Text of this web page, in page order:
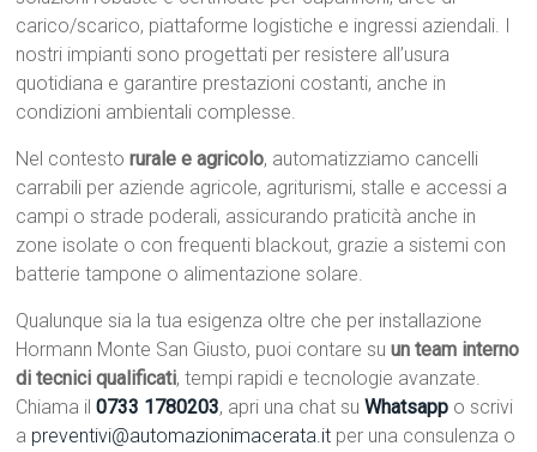
carico/scarico, piattaforme logistiche e ingressi aziendali. I
nostri impianti sono progettati per resistere all’usura
quotidiana e garantire prestazioni costanti, anche in
condizioni ambientali complesse.
Nel contestorurale e agricolo, automatizziamo cancelli
carrabili per aziende agricole, agriturismi, stalle e accessi a
campi o strade poderali, assicurando praticità anche in
zone isolate o con frequenti blackout, grazie a sistemi con
batterie tampone o alimentazione solare.
Qualunque sia la tua esigenza oltre che per installazione
Hormann Monte San Giusto, puoi contare suun team interno
di tecnici qualificati, tempi rapidi e tecnologie avanzate.
Chiama il0733 1780203, apri una chat suWhatsapp o scrivi
a preventivi@automazionimacerata.it per una consulenza o